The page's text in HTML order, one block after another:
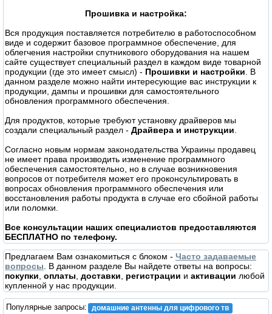
Прошивка и настройка:
Вся продукция поставляется потребителю в работоспособном
виде и содержит базовое программное обеспечение, для
облегчения настройки спутникового оборудования на нашем
сайте существует специальный раздел в каждом виде товарной
продукции (где это имеет смысл) - Прошивки и настройки. В
данном разделе можно найти интересующие вас инструкции к
продукции, дампы и прошивки для самостоятельного
обновления программного обеспечения.
Для продуктов, которые требуют установку драйверов мы
создали специальный раздел - Драйвера и инструкции.
Согласно новым нормам законодательства Украины продавец
не имеет права производить изменение программного
обеспечения самостоятельно, но в случае возникновения
вопросов от потребителя может его проконсультировать в
вопросах обновления программного обеспечения или
восстановления работы продукта в случае его сбойной работы
или поломки.
Все консультации наших специалистов предоставляются
БЕСПЛАТНО по телефону.
Предлагаем Вам ознакомиться с блоком - Часто задаваемые
вопросы. В данном разделе Вы найдете ответы на вопросы:
покупки, оплаты, доставки, регистрации и активации любой
купленной у нас продукции.
Популярные запросы: домашние антенны для цифрового тв